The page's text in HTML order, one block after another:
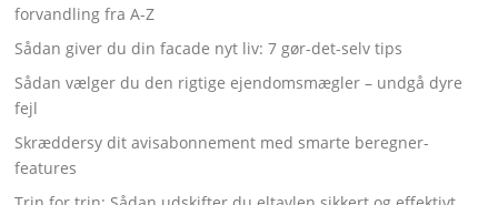
forvandling fra A-Z
Sådan giver du din facade nyt liv: 7 gør-det-selv tips
Sådan vælger du den rigtige ejendomsmægler – undgå dyre
fejl
Skræddersy dit avisabonnement med smarte beregner-
features